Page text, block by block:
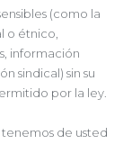
(como la
o étnico,
información
sindical) sin su
por la ley.
de usted